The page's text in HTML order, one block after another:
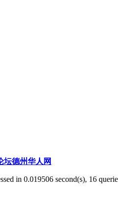
坛德州华人网
in 0.019506 second(s), 16